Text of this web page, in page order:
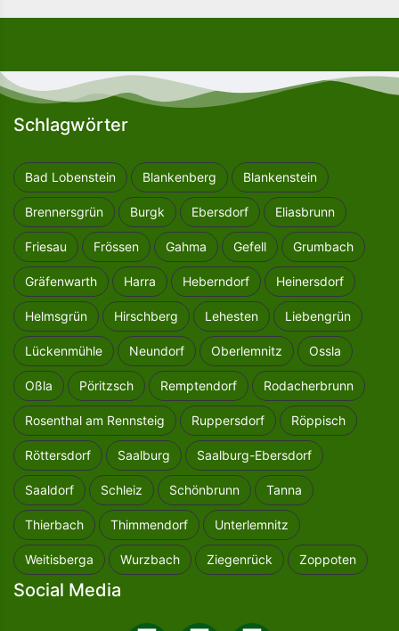
Schlagwörter
Bad Lobenstein Blankenberg Blankenstein
Brennersgrün Burgk Ebersdorf Eliasbrunn
Friesau Frössen Gahma Gefell Grumbach
Gräfenwarth Harra Heberndorf Heinersdorf
Helmsgrün Hirschberg Lehesten Liebengrün
Lückenmühle Neundorf Oberlemnitz Ossla
Oßla Pöritzsch Remptendorf Rodacherbrunn
Rosenthal am Rennsteig Ruppersdorf Röppisch
Röttersdorf Saalburg Saalburg-Ebersdorf
Saaldorf Schleiz Schönbrunn Tanna
Thierbach Thimmendorf Unterlemnitz
Weitisberga Wurzbach Ziegenrück Zoppoten
Social Media